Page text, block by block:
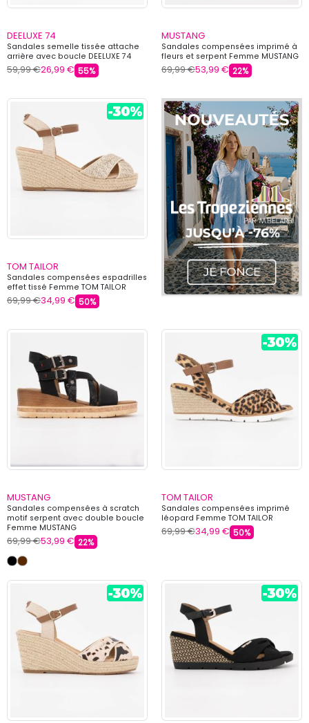
DEELUXE 74
Sandales semelle tissée attache
arrière avec boucle DEELUXE 74
59,99 €26,99 € 55%
MUSTANG
Sandales compensées imprimé à
fleurs et serpent Femme MUSTANG
69,99 €53,99 € 22%
TOM TAILOR
Sandales compensées espadrilles
effet tissé Femme TOM TAILOR
69,99 €34,99 € 50%
MUSTANG
Sandales compensées à scratch
motif serpent avec double boucle
Femme MUSTANG
69,99 €53,99 € 22%
TOM TAILOR
Sandales compensées imprimé
léopard Femme TOM TAILOR
69,99 €34,99 € 50%